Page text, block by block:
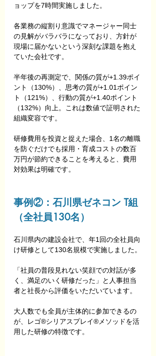
ョップを7時間実施しました。
各業務の縦割り意識でマネージャー同士
の見解がバラバラになっており、方針が
現場に届かないという深刻な課題を抱え
ていた会社です。
半年後の再測定で、関係の質が+1.39ポイ
ント（130%）、思考の質が+1.01ポイン
ト（121%）、行動の質が+1.40ポイント
（132%）向上。これは数値で証明された
組織変容です。
研修費用を投資と捉えた場合、1名の離職
を防ぐだけでも採用・育成コストの数百
万円が節約できることを考えると、費用
対効果は明確です。
事例②：石川県ゼネコン T組
（全社員130名）
石川県内の建設会社で、年1回の全社員向
け研修として130名規模で実施しました。
「社員の普段見れない笑顔での対話が多
く、満足のいく研修だった」と人事担当
者と社長から評価をいただいています。
大人数でも全員が主体的に参加できるの
が、レゴ®シリアスプレイ®メソッドを活
用した研修の特徴です。